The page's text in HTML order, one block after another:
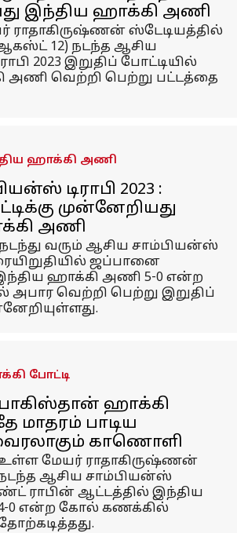
இந்திய ஹாக்கி அணி
ஸ்டேடியத்தில்
12) நடந்த ஆசிய
2023 இறுதிப் போட்டியில்
அணி வெற்றி பெற்று பட்டத்தை
ஹாக்கி அணி
டிராபி 2023 :
முன்னேறியது
அணி
வரும் ஆசிய சாம்பியன்ஸ்
ஜப்பானை
ஹாக்கி அணி 5-0 என்ற
வெற்றி பெற்று இறுதிப்
போட்டி
பாகிஸ்தான் ஹாக்கி
மாதரம் பாடிய
காணொளி
மேயர் ராதாகிருஷ்ணன்
ஆசிய சாம்பியன்ஸ்
ராபின் ஆட்டத்தில் இந்திய
0 என்ற கோல் கணக்கில்